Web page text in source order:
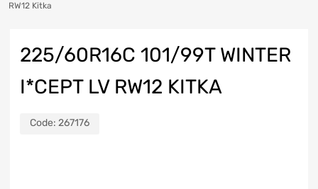
RW12 Kitka
225/60R16C 101/99T WINTER
I*CEPT LV RW12 KITKA
Code: 267176